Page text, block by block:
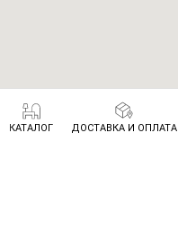
КАТАЛОГ ДОСТАВКА И ОПЛАТА